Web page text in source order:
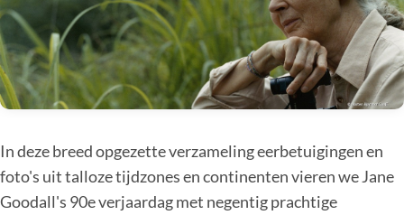
In deze breed opgezette verzameling eerbetuigingen en
foto's uit talloze tijdzones en continenten vieren we Jane
Goodall's 90e verjaardag met negentig prachtige